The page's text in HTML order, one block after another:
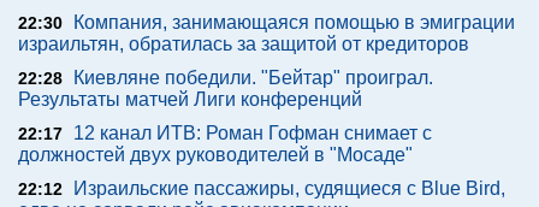
22:30
Компания, занимающаяся помощью в эмиграции
израильтян, обратилась за защитой от кредиторов
22:28
Киевляне победили. "Бейтар" проиграл.
Результаты матчей Лиги конференций
22:17
12 канал ИТВ: Роман Гофман снимает с
должностей двух руководителей в "Мосаде"
22:12
Израильские пассажиры, судящиеся с Blue Bird,